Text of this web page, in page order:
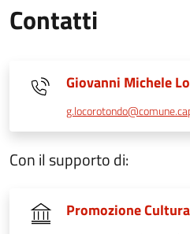
Contatti
Giovanni Michele
Con il supporto di:
Promozione